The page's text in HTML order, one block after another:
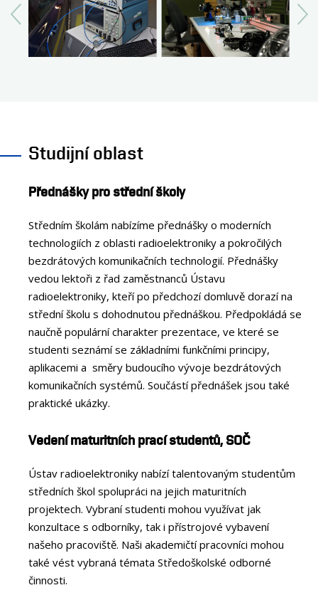
Studijní oblast
Přednášky pro střední školy
Středním školám nabízíme přednášky o moderních
technologiích z oblasti radioelektroniky a pokročilých
bezdrátových komunikačních technologií. Přednášky
vedou lektoři z řad zaměstnanců Ústavu
radioelektroniky, kteří po předchozí domluvě dorazí na
střední školu s dohodnutou přednáškou. Předpokládá se
naučně populární charakter prezentace, ve které se
studenti seznámí se základními funkčními principy,
aplikacemi a směry budoucího vývoje bezdrátových
komunikačních systémů. Součástí přednášek jsou také
praktické ukázky.
Vedení maturitních prací studentů, SOČ
Ústav radioelektroniky nabízí talentovaným studentům
středních škol spolupráci na jejich maturitních
projektech. Vybraní studenti mohou využívat jak
konzultace s odborníky, tak i přístrojové vybavení
našeho pracoviště. Naši akademičtí pracovníci mohou
také vést vybraná témata Středoškolské odborné
činnosti.